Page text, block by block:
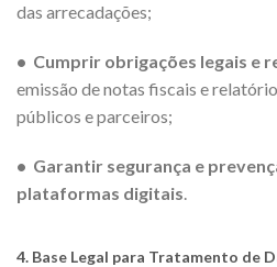
das arrecadações;
• Cumprir obrigações legais e
emissão de notas fiscais e
públicos e parceiros;
• Garantir segurança e
plataformas digitais.
4. Base Legal para Tratamento de